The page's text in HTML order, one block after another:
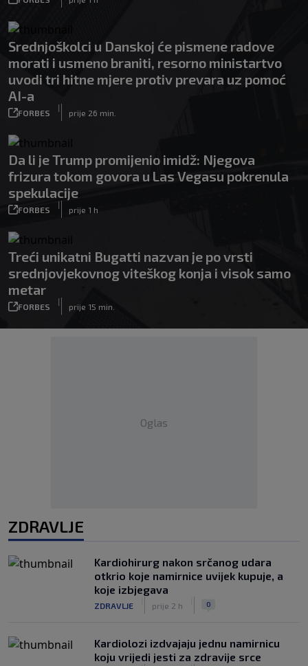
Srednjoškolci u Danskoj će pismene radove
morati i usmeno braniti, resorno ministartvo
uvodi tri hitne mjere protiv prevara uz pomoć
AI-a
FORBES
|
prije 26 min.
Da li je Trump promijenio imidž: Njegova
frizura tokom govora u Las Vegasu pokrenula
spekulacije
FORBES
|
prije 1 h
Treći unikatni Bugatti nazvan je po vrsti
srednjovjekovnog viteškog konja i visok samo
metar
FORBES
|
prije 15 min.
Oglas
ZDRAVLJE
Kardiohirurg nakon srčanog udara
otkrio koje namirnice uvijek kupuje, a
koje izbjegava
ZDRAVLJE prije 2 h 0
Kardiolozi izdvajaju jednu namirnicu
koju vrijedi jesti za zdravije srce